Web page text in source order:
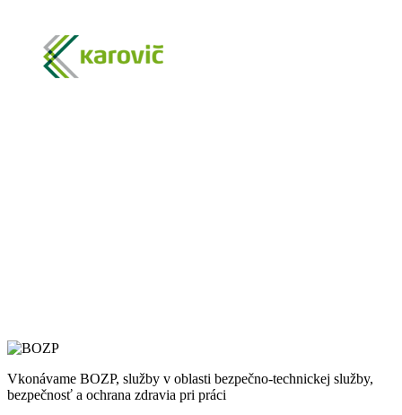
Vkonávame BOZP, služby v oblasti bezpečno-technickej služby,
bezpečnosť a ochrana zdravia pri práci